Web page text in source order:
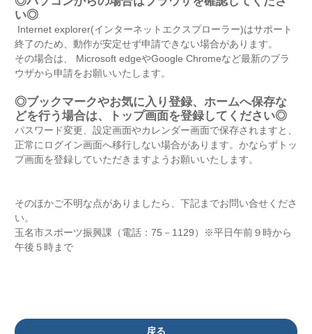
い◎
Internet explorer(インターネットエクスプローラー)はサポート
終了のため、動作が安定せず申請できない場合があります。
その場合は、 Microsoft edgeやGoogle Chromeなど最新のブラ
ウザから申請をお願いいたします。
◎ブックマークやお気に入り登録、ホームへ保存な
どを行う場合は、トップ画面を登録してください◎
パスワード変更、設定画面やカレンダー画面で保存されますと、
正常にログイン画面へ移行しない場合があります。かならずトッ
プ画面を登録していただきますようお願いいたします。
そのほかご不明な点がありましたら、下記までお問い合せくださ
い。
玉名市スポーツ振興課（電話：75－1129）※平日午前９時から
午後５時まで
戻る